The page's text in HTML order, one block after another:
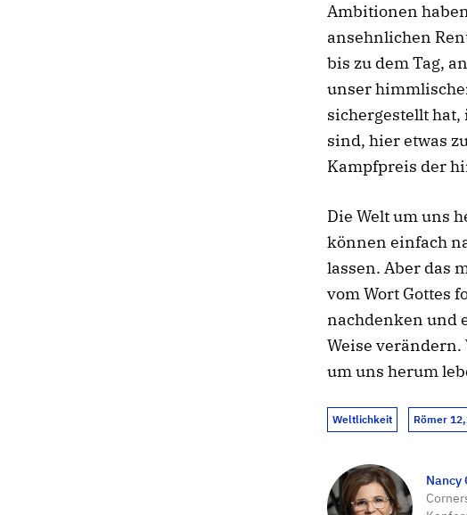
Ambitionen
ansehnlichen
bis zu dem Tag,
unser
sichergestellt
sind, hier etwas
Kampfpreis der
Die Welt um uns
können einfach
lassen. Aber das
vom Wort Gottes
nachdenken und
Weise
um uns herum
Weltlichkeit Römer
Nancy